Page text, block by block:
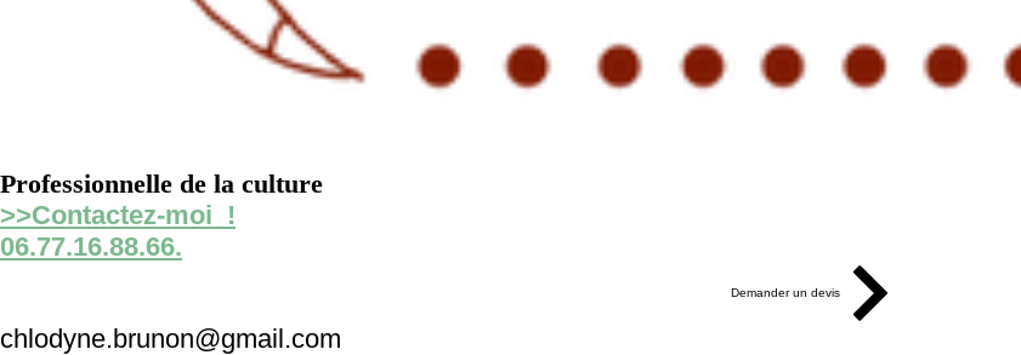
Professionnelle de la culture
>>Contactez-moi !
06.77.16.88.66.
Demander un devis
chlodyne.brunon@gmail.com